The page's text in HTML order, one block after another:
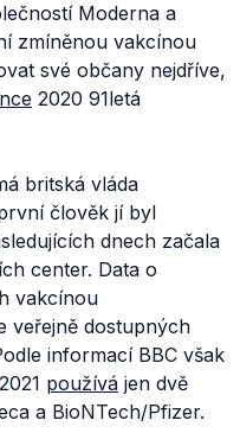
Moderna a
zmíněnou vakcínou
své občany nejdříve,
2020 91letá
britská vláda
člověk jí byl
dnech začala
center. Data o
vakcínou
veřejně dostupných
informací BBC však
používá jen dvě
a BioNTech/Pfizer.